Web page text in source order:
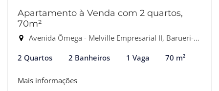
Apartamento à Venda com 2 quartos,
70m²
Avenida Ômega - Melville Empresarial II, Barueri-SP
2 Quartos 2 Banheiros 1 Vaga 70 m²
Mais informações